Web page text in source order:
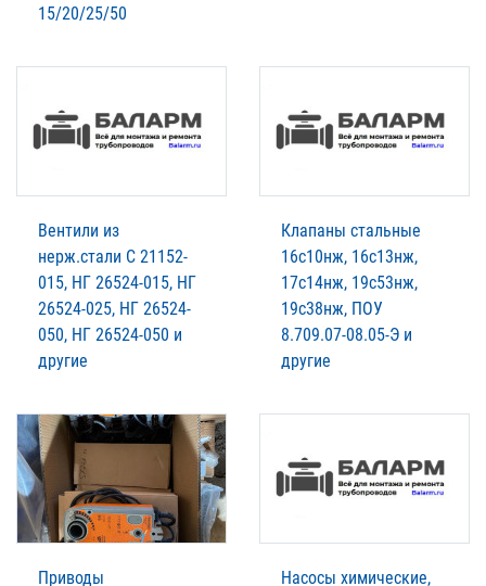
15/20/25/50
Вентили из
нерж.стали С 21152-
015, НГ 26524-015, НГ
26524-025, НГ 26524-
050, НГ 26524-050 и
другие
Клапаны стальные
16с10нж, 16с13нж,
17с14нж, 19с53нж,
19с38нж, ПОУ
8.709.07-08.05-Э и
другие
Приводы
Насосы химические,